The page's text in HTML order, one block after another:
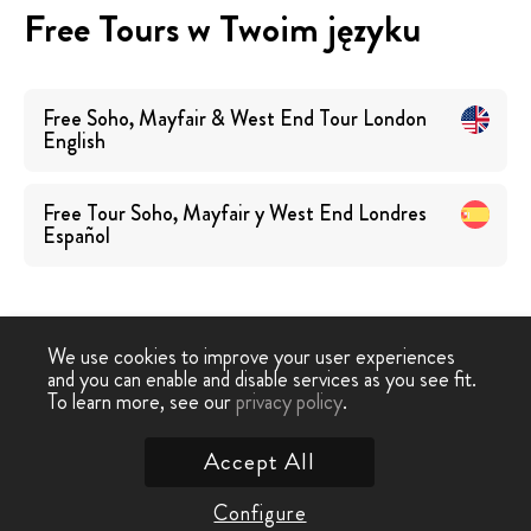
Free Tours w Twoim języku
Free Soho, Mayfair & West End Tour London
English
Free Tour Soho, Mayfair y West End Londres
Español
Free
Tour - Free Tour
Londyn › Free Tour Soho, Mayfair i West
End Londyn
We use cookies to improve your user experiences
and you can enable and disable services as you see fit.
To learn more, see ourprivacy policy.
Configure
Accept All